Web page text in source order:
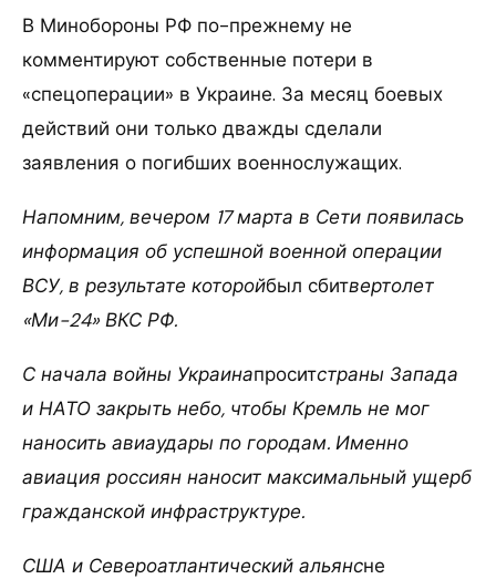
В Минобороны РФ по-прежнему не
комментируют собственные потери в
«спецоперации» в Украине. За месяц боевых
действий они только дважды сделали
заявления о погибших военнослужащих.
Напомним, вечером 17 марта в Сети появилась
информация об успешной военной операции
ВСУ, в результате которойбыл сбитвертолет
«Ми-24» ВКС РФ.
С начала войны Украинапроситстраны Запада
и НАТО закрыть небо, чтобы Кремль не мог
наносить авиаудары по городам. Именно
авиация россиян наносит максимальный ущерб
гражданской инфраструктуре.
США и Североатлантический альянсне